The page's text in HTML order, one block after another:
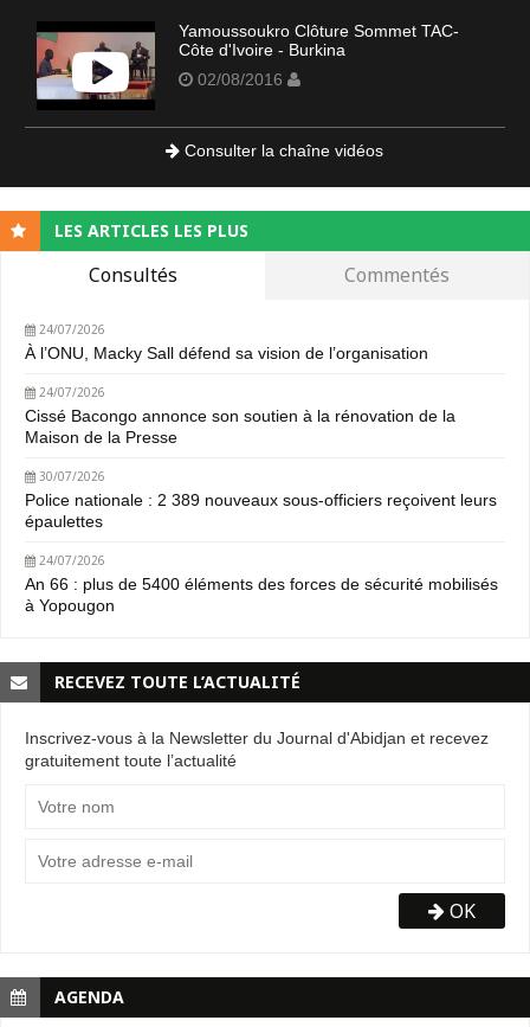
Yamoussoukro Clôture Sommet TAC-
Côte d'Ivoire - Burkina
02/08/2016
Consulter la chaîne vidéos
LES ARTICLES LES PLUS
Consultés Commentés
24/07/2026
À l’ONU, Macky Sall défend sa vision de l’organisation
24/07/2026
Cissé Bacongo annonce son soutien à la rénovation de la
Maison de la Presse
30/07/2026
Police nationale : 2 389 nouveaux sous-officiers reçoivent leurs
épaulettes
24/07/2026
An 66 : plus de 5400 éléments des forces de sécurité mobilisés
à Yopougon
RECEVEZ TOUTE L’ACTUALITÉ
Inscrivez-vous à la Newsletter du Journal d'Abidjan et recevez
gratuitement toute l’actualité
OK
AGENDA